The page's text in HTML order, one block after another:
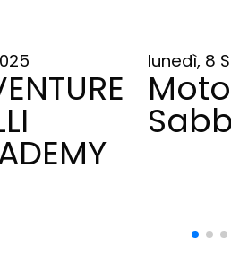
lunedì, 8